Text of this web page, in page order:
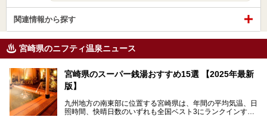
関連情報から探す
宮崎県のニフティ温泉ニュース
宮崎県のスーパー銭湯おすすめ15選 【2025年最新
版】
九州地方の南東部に位置する宮崎県は、年間の平均気温、日
照時間、快晴日数のいずれも全国ベスト3にランクインする